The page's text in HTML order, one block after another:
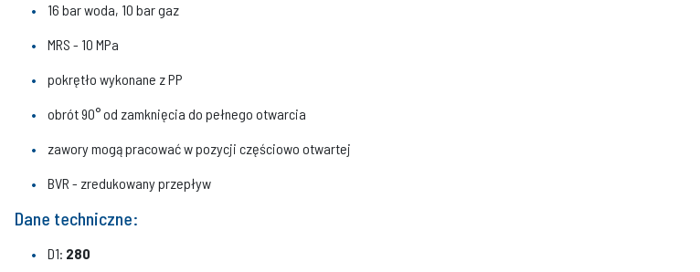
16 bar woda, 10 bar gaz
MRS - 10 MPa
pokrętło wykonane z PP
obrót 90° od zamknięcia do pełnego otwarcia
zawory mogą pracować w pozycji częściowo otwartej
BVR - zredukowany przepływ
Dane techniczne:
D1: 280